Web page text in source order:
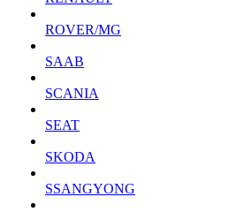
ROVER/MG
SAAB
SCANIA
SEAT
SKODA
SSANGYONG